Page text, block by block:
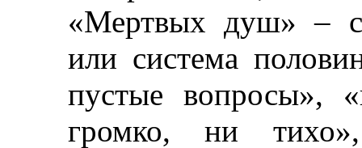
«Мертвых душ»–
или система
пустые вопросы»,
громко, ни тихо»,